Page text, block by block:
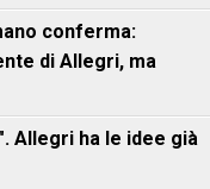
conferma:
di Allegri, ma
Allegri ha le idee già